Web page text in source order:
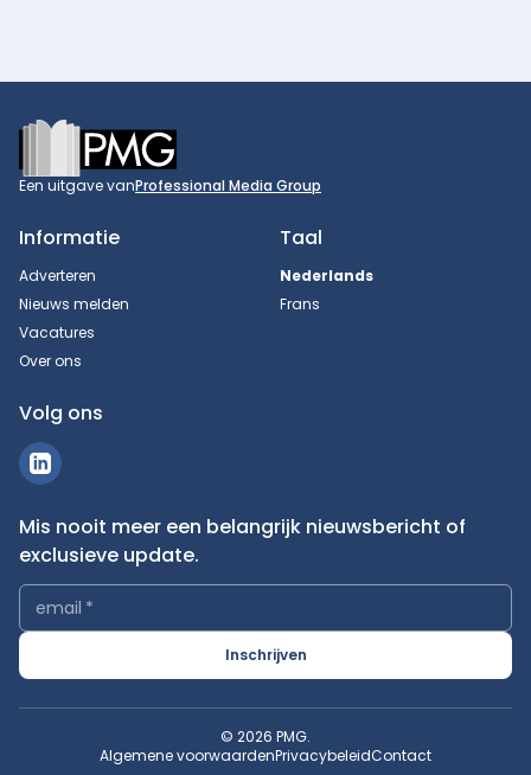
Footer
Een uitgave vanProfessional Media Group
Informatie
Adverteren
Nieuws melden
Vacatures
Over ons
Taal
Nederlands
Frans
Volg ons
Mis nooit meer een belangrijk nieuwsbericht of
exclusieve update.
email *
Inschrijven
© 2026 PMG.
Algemene voorwaardenPrivacybeleidContact